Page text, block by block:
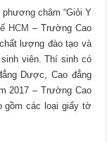
châm “Giỏi Y
HCM – Trường Cao
lượng đào tạo và
viên. Thí sinh có
Dược, Cao đẳng
2017 – Trường Cao
gồm các loại giấy tờ